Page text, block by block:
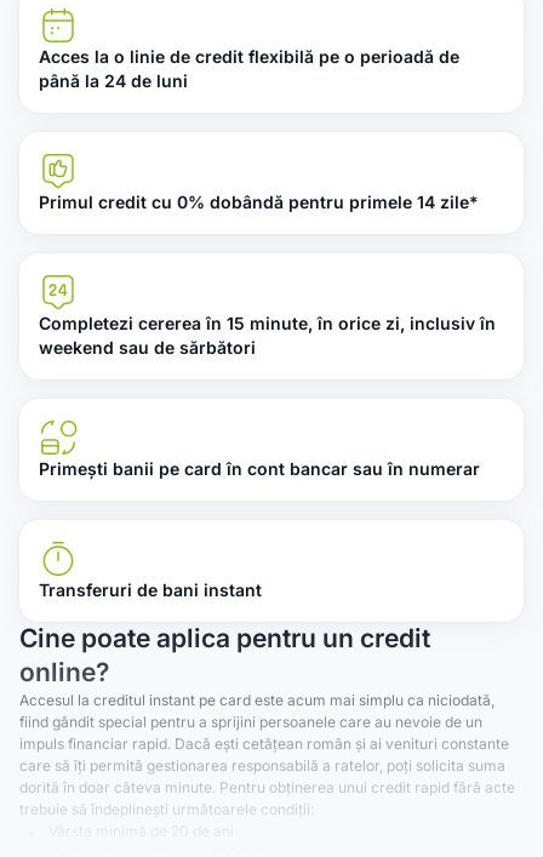
Acces la o linie de credit flexibilă pe o perioadă de
până la 24 de luni
Primul credit cu 0% dobândă pentru primele 14 zile*
Completezi cererea în 15 minute, în orice zi, inclusiv în
weekend sau de sărbători
Primești banii pe card în cont bancar sau în numerar
Transferuri de bani instant
Cine poate aplica pentru un credit
online?
Accesul la creditul instant pe card este acum mai simplu ca niciodată,
fiind gândit special pentru a sprijini persoanele care au nevoie de un
impuls financiar rapid. Dacă ești cetățean român și ai venituri constante
care să îți permită gestionarea responsabilă a ratelor, poți solicita suma
dorită în doar câteva minute. Pentru obținerea unui credit rapid fără acte
trebuie să îndeplinești următoarele condiții: